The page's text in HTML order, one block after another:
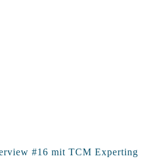
#16 mit TCM Experting